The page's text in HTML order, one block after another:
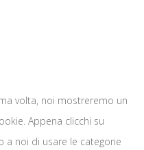
volta, noi mostreremo un
Appena clicchi su
a noi di usare le categorie